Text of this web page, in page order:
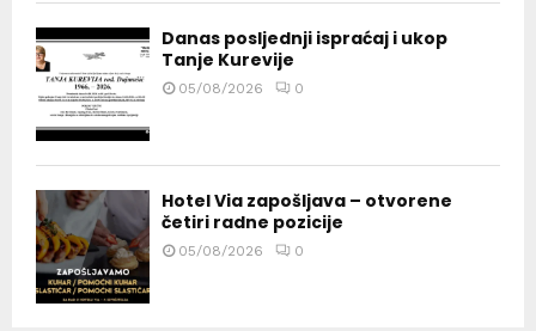
Danas posljednji ispraćaj i ukop
Tanje Kurevije
05/08/2026 0
Hotel Via zapošljava – otvorene
četiri radne pozicije
05/08/2026 0